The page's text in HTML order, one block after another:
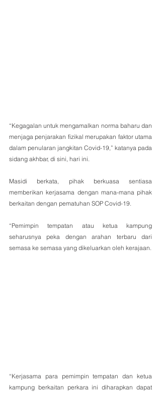
“Kegagalan untuk mengamalkan norma baharu dan
menjaga penjarakan fizikal merupakan faktor utama
dalam penularan jangkitan Covid-19,” katanya pada
sidang akhbar, di sini, hari ini.
Masidi berkata, pihak berkuasa sentiasa
memberikan kerjasama dengan mana-mana pihak
berkaitan dengan pematuhan SOP Covid-19.
“Pemimpin tempatan atau ketua kampung
seharusnya peka dengan arahan terbaru dari
“Kerjasama para pemimpin tempatan dan ketua
kampung berkaitan perkara ini diharapkan dapat